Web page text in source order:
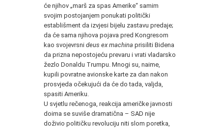
će njihov „marš za spas Amerike“ samim
svojim postojanjem ponukati politički
establišment da izvjesi bijelu zastavu predaje;
da će sama njihova pojava pred Kongresom
kao svojevrsni deus ex machina prisiliti Bidena
da prizna nepostojeću prevaru i vrati vladarsko
žezlo Donaldu Trumpu. Mnogi su, naime,
kupili povratne avionske karte za dan nakon
prosvjeda očekujući da će do tada, valjda,
spasiti Ameriku
U svjetlu rečenoga, reakcija američke javnosti
doima se suviše dramatična – SAD nije
doživio političku revoluciju niti slom poretka,